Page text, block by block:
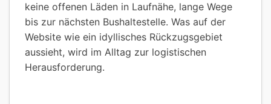
keine offenen Läden in Laufnähe, lange Wege
bis zur nächsten Bushaltestelle. Was auf der
Website wie ein idyllisches Rückzugsgebiet
aussieht, wird im Alltag zur logistischen
Herausforderung.